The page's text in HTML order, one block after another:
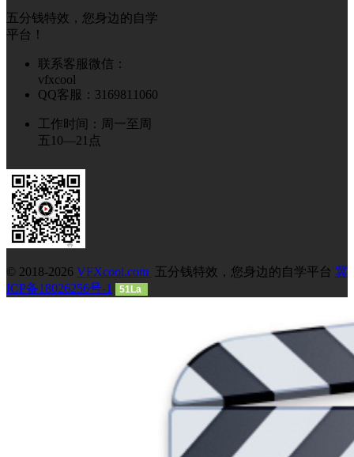
五分钱特效，您身边的自学
平台！
联系客服微信：
vfxcool
QQ客服：3169811060
工作时间：周一至周
五10—21点
© 2018-2026 VFXcool.com 五分钱特效，您身边的自学平台 冀
ICP备18026256号-1
51La